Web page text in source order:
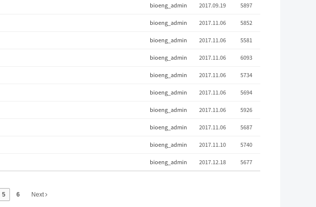
bioeng_admin 2017.09.19 5897
bioeng_admin 2017.11.06 5852
bioeng_admin 2017.11.06 5581
bioeng_admin 2017.11.06 6093
bioeng_admin 2017.11.06 5734
bioeng_admin 2017.11.06 5694
bioeng_admin 2017.11.06 5926
bioeng_admin 2017.11.06 5687
bioeng_admin 2017.11.10 5740
bioeng_admin 2017.12.18 5677
5 6 Next